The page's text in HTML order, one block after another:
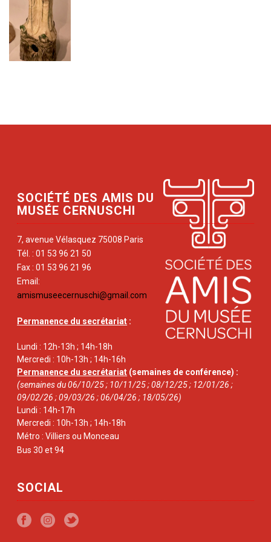
SOCIÉTÉ DES AMIS DU
MUSÉE CERNUSCHI
7, avenue Vélasquez 75008 Paris
Tél. : 01 53 96 21 50
Fax : 01 53 96 21 96
Email:
amismuseecernuschi@gmail.com
Permanence du secrétariat :
Lundi : 12h-13h ; 14h-18h
Mercredi : 10h-13h ; 14h-16h
Permanence du secrétariat (semaines de conférence) :
(semaines du 06/10/25 ; 10/11/25 ; 08/12/25 ; 12/01/26 ;
09/02/26 ; 09/03/26 ; 06/04/26 ; 18/05/26)
Lundi : 14h-17h
Mercredi : 10h-13h ; 14h-18h
Métro : Villiers ou Monceau
Bus 30 et 94
SOCIAL